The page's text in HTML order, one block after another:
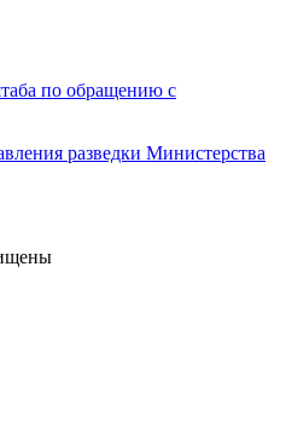
по обращению с
разведки Министерства